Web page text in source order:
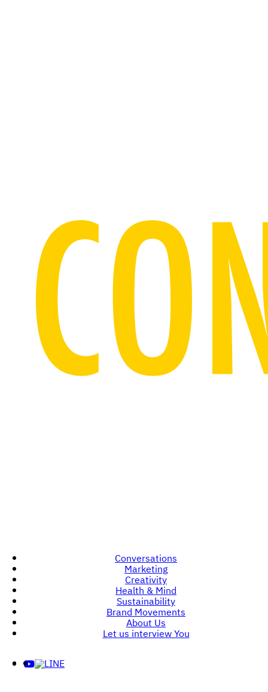
Conversations
Marketing
Creativity
Health & Mind
Sustainability
Brand Movements
About Us
Let us interview You